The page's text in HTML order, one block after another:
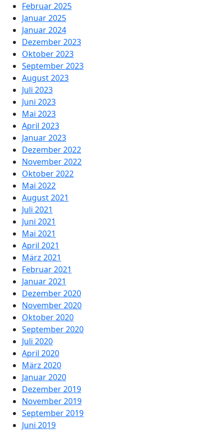
Februar 2025
Januar 2025
Januar 2024
Dezember 2023
Oktober 2023
September 2023
August 2023
Juli 2023
Juni 2023
Mai 2023
April 2023
Januar 2023
Dezember 2022
November 2022
Oktober 2022
Mai 2022
August 2021
Juli 2021
Juni 2021
Mai 2021
April 2021
März 2021
Februar 2021
Januar 2021
Dezember 2020
November 2020
Oktober 2020
September 2020
Juli 2020
April 2020
März 2020
Januar 2020
Dezember 2019
November 2019
September 2019
Juni 2019